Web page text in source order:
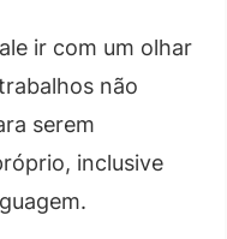
ir com um olhar
não
serem
inclusive